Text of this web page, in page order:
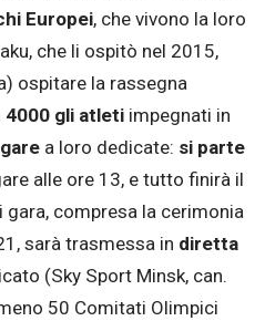
Europei, che vivono la loro
che li ospitò nel 2015,
ospitare la rassegna
4000 gli atleti impegnati in
a loro dedicate: si parte
alle ore 13, e tutto finirà il
gara, compresa la cerimonia
sarà trasmessa in diretta
(Sky Sport Minsk, can.
50 Comitati Olimpici